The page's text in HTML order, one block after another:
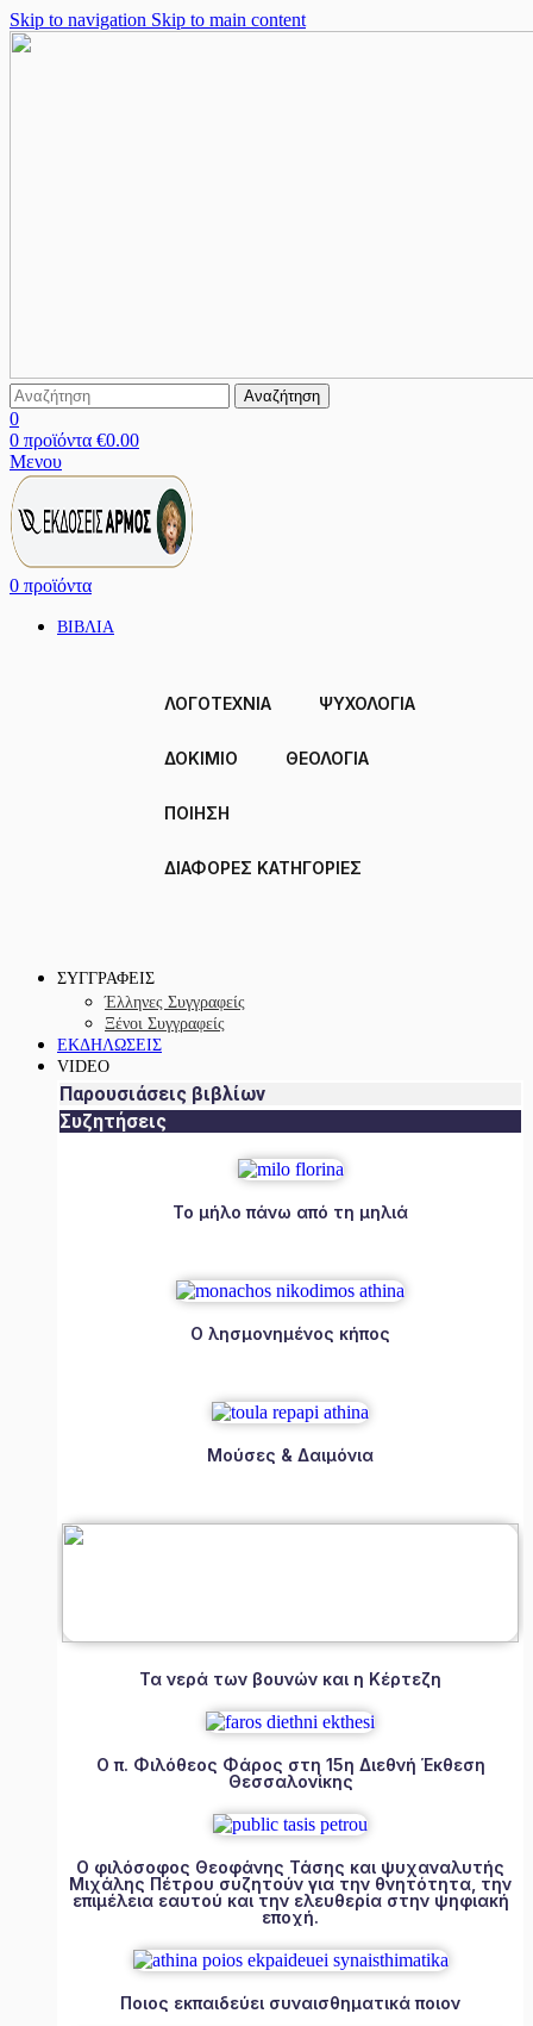
Skip to navigation Skip to main content
Αναζήτηση
0
0 προϊόντα €0.00
Μενου
0 προϊόντα
ΒΙΒΛΙΑ
ΛΟΓΟΤΕΧΝΙΑ ΨΥΧΟΛΟΓΙΑ
ΔΟΚΙΜΙΟ ΘΕΟΛΟΓΙΑ
ΠΟΙΗΣΗ
ΔΙΑΦΟΡΕΣ ΚΑΤΗΓΟΡΙΕΣ
ΣΥΓΓΡΑΦΕΙΣ
Έλληνες Συγγραφείς
Ξένοι Συγγραφείς
ΕΚΔΗΛΩΣΕΙΣ
VIDEO
Παρουσιάσεις βιβλίων
Συζητήσεις
Το μήλο πάνω από τη μηλιά
Ο λησμονημένος κήπος
Μούσες & Δαιμόνια
Τα νερά των βουνών και η Κέρτεζη
Ο π. Φιλόθεος Φάρος στη 15η Διεθνή Έκθεση
Θεσσαλονίκης
Ο φιλόσοφος Θεοφάνης Τάσης και ψυχαναλυτής
Μιχάλης Πέτρου συζητούν για την θνητότητα, την
επιμέλεια εαυτού και την ελευθερία στην ψηφιακή
εποχή.
Ποιος εκπαιδεύει συναισθηματικά ποιον